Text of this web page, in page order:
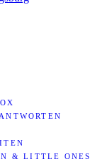
& LITTLE ONES